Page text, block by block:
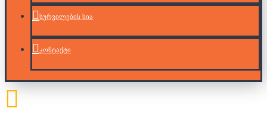
სურვილების სია
კონტაქტი